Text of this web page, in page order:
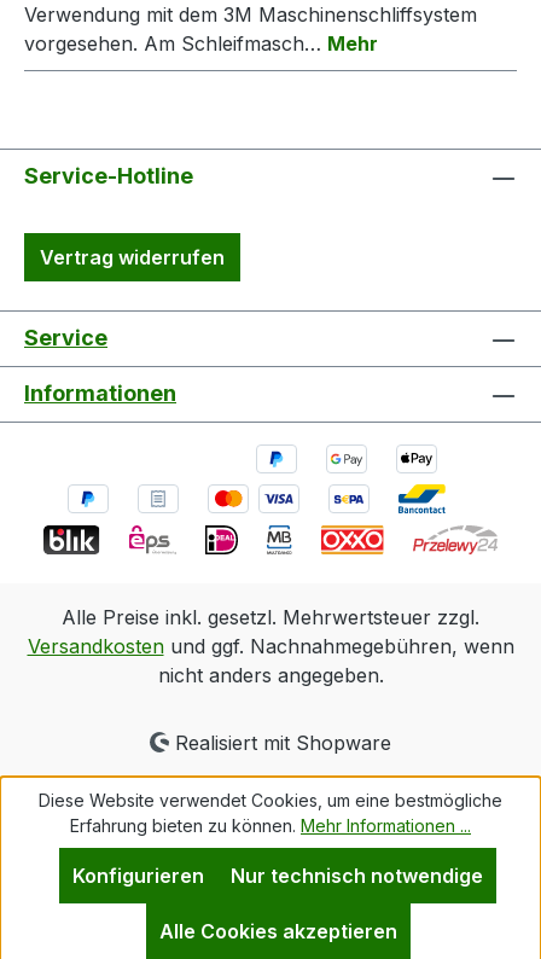
Verwendung mit dem 3M Maschinenschliffsystem
vorgesehen. Am Schleifmasch… Mehr
Service-Hotline
Vertrag widerrufen
Service
Informationen
Alle Preise inkl. gesetzl. Mehrwertsteuer zzgl.
Versandkostenund ggf. Nachnahmegebühren, wenn
nicht anders angegeben.
Realisiert mit Shopware
Diese Website verwendet Cookies, um eine bestmögliche
Erfahrung bieten zu können. Mehr Informationen ...
Nur technisch notwendige
Konfigurieren
Alle Cookies akzeptieren